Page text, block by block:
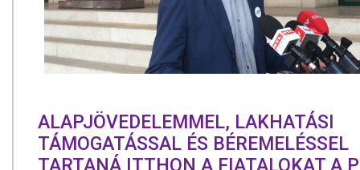
ALAPJÖVEDELEMMEL, LAKHATÁSI
TÁMOGATÁSSAL ÉS BÉREMELÉSSEL